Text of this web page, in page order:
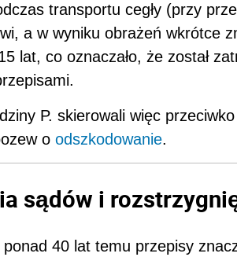
transportu cegły (przy
a w wyniku obrażeń wkrótce
lat, co oznaczało, że został
P. skierowali więc
o odszkodowanie.
sądów i
40 lat temu przepisy